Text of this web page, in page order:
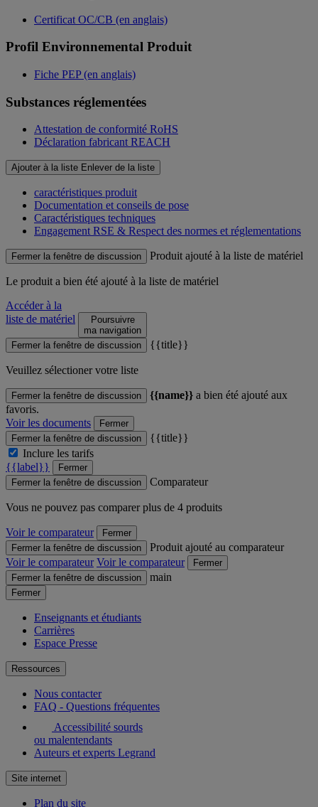
Certificat OC/CB (en anglais)
Profil Environnemental Produit
Fiche PEP (en anglais)
Substances réglementées
Attestation de conformité RoHS
Déclaration fabricant REACH
Ajouter à la liste Enlever de la liste
caractéristiques produit
Documentation et conseils de pose
Caractéristiques techniques
Engagement RSE & Respect des normes et réglementations
Fermer la fenêtre de discussion Produit ajouté à la liste de matériel
Le produita bien été ajouté à la liste de matériel
Accéder à la
liste de matériel
Poursuivre
ma navigation
Fermer la fenêtre de discussion
{{title}}
Veuillez sélectioner votre liste
Fermer la fenêtre de discussion {{name}} a bien été ajouté aux
favoris.
Voir les documents
Fermer
Fermer la fenêtre de discussion
{{title}}
Inclure les tarifs
{{label}}
Fermer
Fermer la fenêtre de discussion
Comparateur
Vous ne pouvez pas comparer plus de 4 produits
Voir le comparateur
Fermer
Fermer la fenêtre de discussion
Produit ajouté au comparateur
Voir le comparateur Voir le comparateur
Fermer
Fermer la fenêtre de discussion
main
Fermer
Enseignants et étudiants
Carrières
Espace Presse
Ressources
Nous contacter
FAQ - Questions fréquentes
Accessibilité sourds
ou malentendants
Auteurs et experts Legrand
Site internet
Plan du site